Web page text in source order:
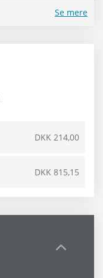
Se mere
DKK 214,00
DKK 815,15